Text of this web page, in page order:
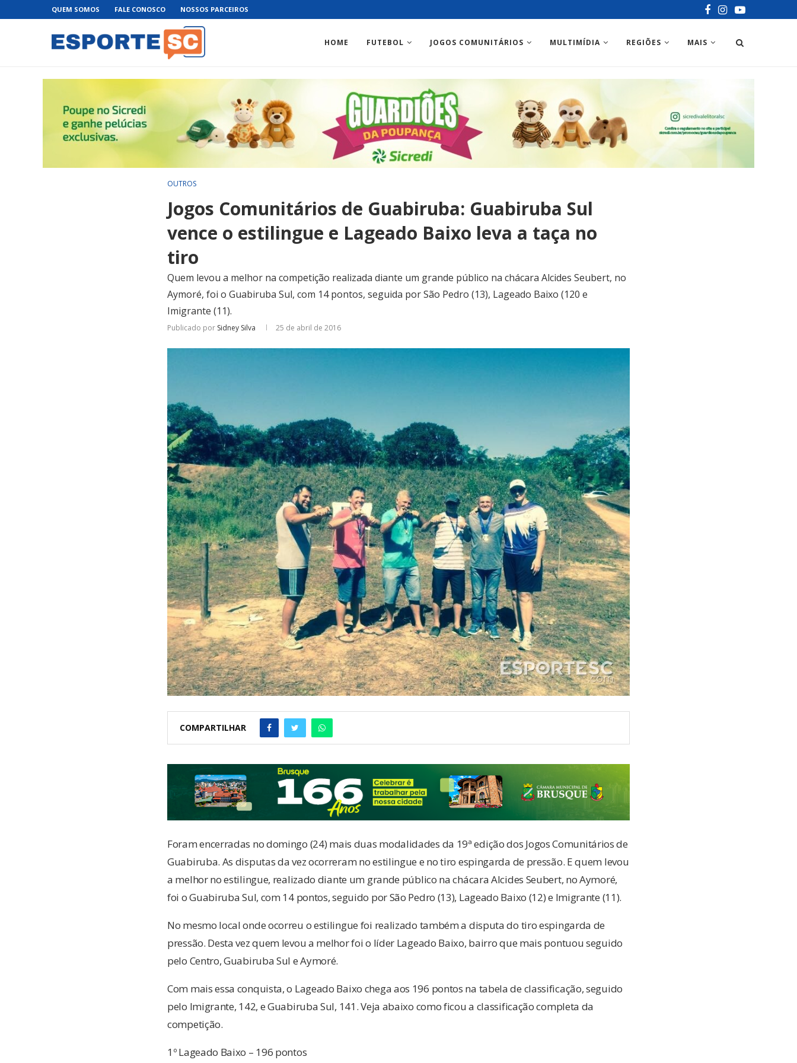
QUEM SOMOS FALE CONOSCO NOSSOS PARCEIROS
HOME FUTEBOL JOGOS COMUNITÁRIOS MULTIMÍDIA REGIÕES MAIS
OUTROS
Jogos Comunitários de Guabiruba: Guabiruba Sul
vence o estilingue e Lageado Baixo leva a taça no
tiro
Quem levou a melhor na competição realizada diante um grande público na chácara Alcides Seubert, no
Aymoré, foi o Guabiruba Sul, com 14 pontos, seguida por São Pedro (13), Lageado Baixo (120 e
Imigrante (11).
Publicado por Sidney Silva 25 de abril de 2016
COMPARTILHAR
Foram encerradas no domingo (24) mais duas modalidades da 19ª edição dos Jogos Comunitários de
Guabiruba. As disputas da vez ocorreram no estilingue e no tiro espingarda de pressão. E quem levou
a melhor no estilingue, realizado diante um grande público na chácara Alcides Seubert, no Aymoré,
foi o Guabiruba Sul, com 14 pontos, seguido por São Pedro (13), Lageado Baixo (12) e Imigrante (11).
No mesmo local onde ocorreu o estilingue foi realizado também a disputa do tiro espingarda de
pressão. Desta vez quem levou a melhor foi o líder Lageado Baixo, bairro que mais pontuou seguido
pelo Centro, Guabiruba Sul e Aymoré.
Com mais essa conquista, o Lageado Baixo chega aos 196 pontos na tabela de classificação, seguido
pelo Imigrante, 142, e Guabiruba Sul, 141. Veja abaixo como ficou a classificação completa da
competição.
1º Lageado Baixo – 196 pontos